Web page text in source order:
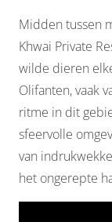
Midden tussen
Khwai Private
wilde dieren
Olifanten, vaak
ritme in dit
sfeervolle
van
het ongerepte